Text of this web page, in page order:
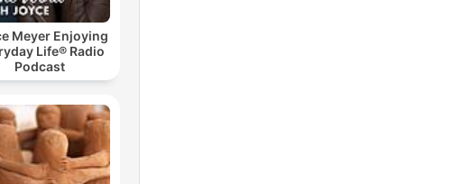
Meyer Enjoying
Life® Radio
Podcast